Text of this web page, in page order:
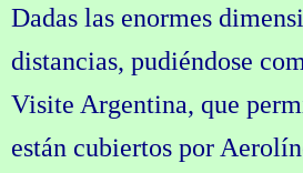
Dadas las enormes
distancias, pudiéndose
Visite Argentina, que
están cubiertos por